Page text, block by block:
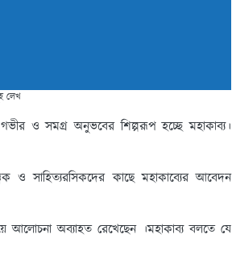
লেখ
ও সমগ্র অনুভবের শিল্পরূপ হচ্ছে মহাকাব্য।
ও সাহিত্যরসিকদের কাছে মহাকাব্যের আবেদন
আলোচনা অব্যাহত রেখেছেন ।মহাকাব্য বলতে যে